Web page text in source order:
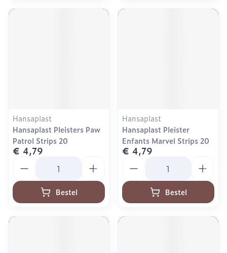
Hansaplast
Hansaplast Pleisters Paw
Patrol Strips 20
€ 4,79
Bestel
Hansaplast
Hansaplast Pleister
Enfants Marvel Strips 20
€ 4,79
Bestel